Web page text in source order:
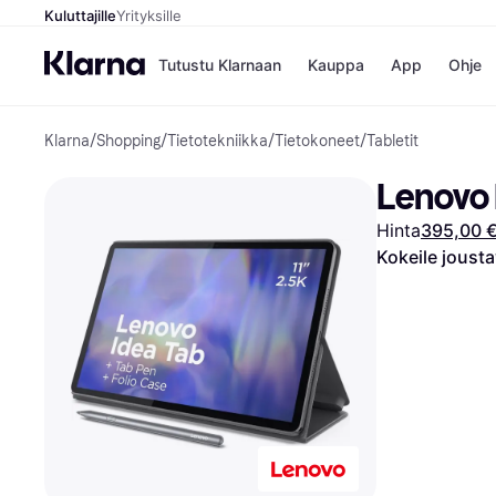
KuluttajilleYrityksille
Tutustu Klarnaan Kauppa
Kaupat
Gigantti
H&M
Peten
Wolt
App Ohje
Klarna/Shopping/Tietotekniikka/Tietokoneet/Tabletit
Lenovo
Hinta395,00 €
Kokeile